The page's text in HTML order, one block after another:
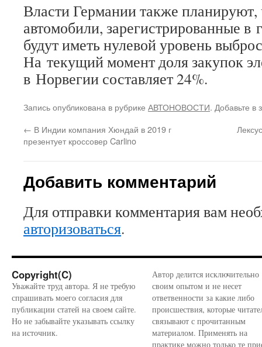
Власти Германии также планируют,
автомобили, зарегистрированные в
будут иметь нулевой уровень
На текущий момент доля закупок
в Норвегии составляет 24%.
Запись опубликована в рубрике АВТОНОВОСТИ. Добавьте в
← В Индии компания Хюндай в 2019 г
презентует кроссовер Carlino
Добавить комментарий
Для отправки комментария вам
авторизоваться.
Copyright(C)
Уважайте труд автора. Я не требую
спрашивать моего согласия для
публикации статей на своем сайте.
Но не забывайте указывать ссылку
на источник.
Автор делится исключительно
своим опытом и не несет
ответвенности за какие либо
происшествия, которые
связывают с прочитанным
материалом. Применять на
практике можно только те